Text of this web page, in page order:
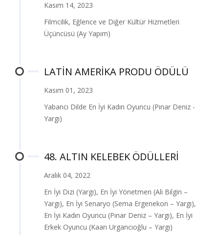
Kasım 14, 2023
Filmcilik, Eğlence ve Diğer Kültür Hizmetleri
Üçüncüsü (Ay Yapım)
LATİN AMERİKA PRODU ÖDÜLÜ
Kasım 01, 2023
Yabancı Dilde En İyi Kadın Oyuncu (Pınar Deniz -
Yargı)
48. ALTIN KELEBEK ÖDÜLLERİ
Aralık 04, 2022
En İyi Dizi (Yargı), En İyi Yönetmen (Ali Bilgin –
Yargı), En İyi Senaryo (Sema Ergenekon – Yargı),
En İyi Kadın Oyuncu (Pınar Deniz – Yargı), En İyi
Erkek Oyuncu (Kaan Urgancıoğlu – Yargı)